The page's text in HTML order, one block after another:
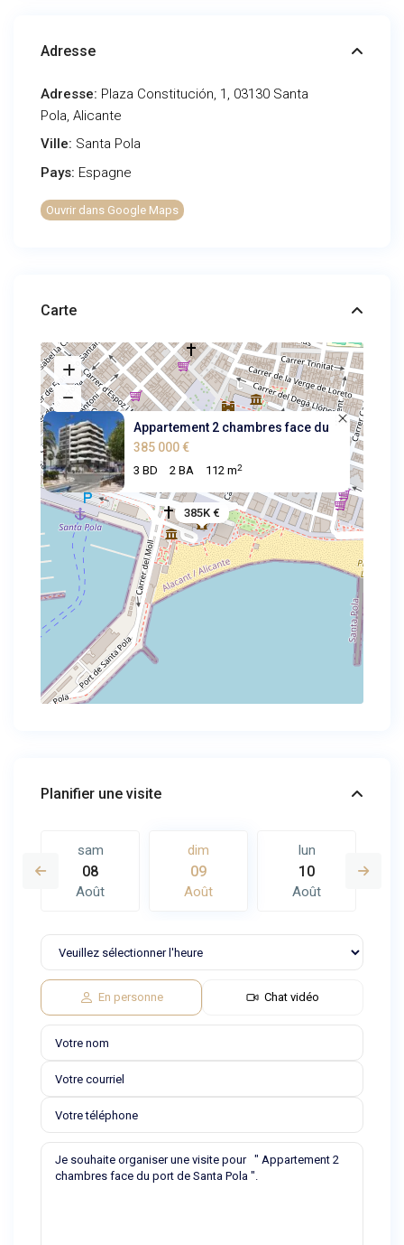
Adresse
Adresse: Plaza Constitución, 1, 03130 Santa
Pola, Alicante
Ville: Santa Pola
Pays: Espagne
Ouvrir dans Google Maps
Carte
385K €
Appartement 2 chambres face du
385 000 €
3 BD 2 BA 112 m2
Planifier une visite
sam
08
Août
dim
09
Août
lun
10
Août
En personne Chat vidéo